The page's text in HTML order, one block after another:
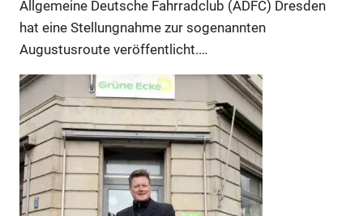
Allgemeine Deutsche Fahrradclub (ADFC) Dresden
hat eine Stellungnahme zur sogenannten
Augustusroute veröffentlicht.…